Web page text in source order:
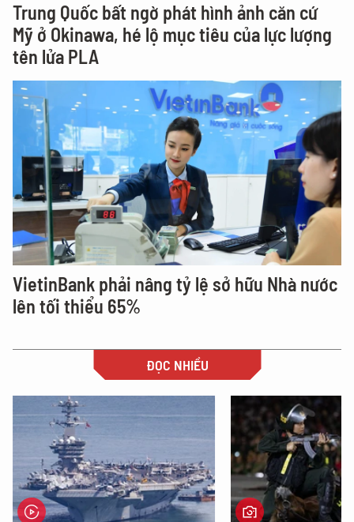
Trung Quốc bất ngờ phát hình ảnh căn cứ
Mỹ ở Okinawa, hé lộ mục tiêu của lực lượng
tên lửa PLA
VietinBank phải nâng tỷ lệ sở hữu Nhà nước
lên tối thiểu 65%
ĐỌC NHIỀU